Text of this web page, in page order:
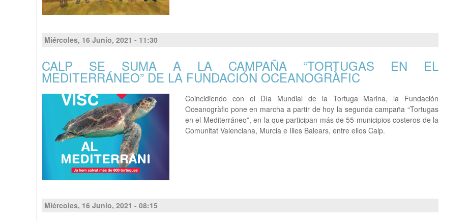
Miércoles, 16 Junio, 2021 - 11:30
CALP SE SUMA A LA CAMPAÑA “TORTUGAS EN EL
MEDITERRÁNEO” DE LA FUNDACIÓN OCEANOGRÀFIC
Coincidiendo con el Día Mundial de la Tortuga Marina, la Fundación
Oceanogràfic pone en marcha a partir de hoy la segunda campaña “Tortugas
en el Mediterráneo”, en la que participan más de 55 municipios costeros de la
Comunitat Valenciana, Murcia e Illes Balears, entre ellos Calp.
Miércoles, 16 Junio, 2021 - 08:15